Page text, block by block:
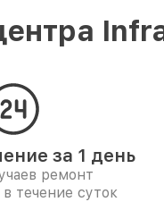
за 1 день
ремонт
течение суток